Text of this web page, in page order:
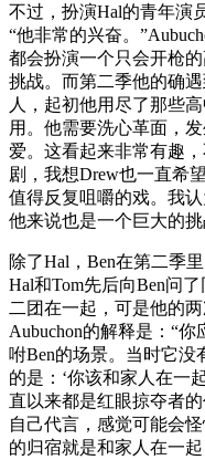
不过，扮演Hal的青年演
“他非常的兴奋。
都会扮演一个只会开枪
挑战。而第二季他的确
人，起初他用尽了那些
用。他需要洗心革面，
爱。这看起来非常有趣
剧，我想Drew也一直希
值得反复咀嚼的戏。我
他来说也是一个巨大的挑
除了Hal，Ben在第二季
Hal和Tom先后向Ben问
二团在一起，可是他的
Aubuchon的解释是：“
咐Ben的场景。当时它
的是：‘你该和家人在一
直以来都是红眼掠夺者
自己代言，感觉可能会
的归宿就是和家人在一